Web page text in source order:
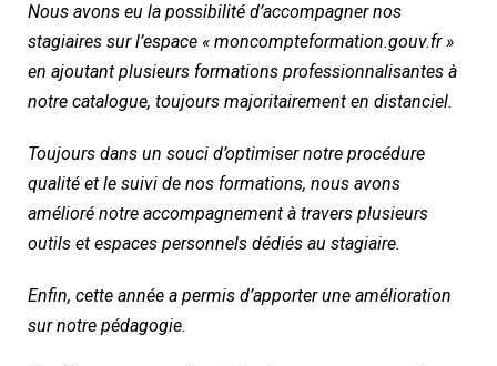
Nous avons eu la possibilité d’accompagner nos
stagiaires sur l’espace « moncompteformation.gouv.fr »
en ajoutant plusieurs formations professionnalisantes à
notre catalogue, toujours majoritairement en distanciel.
Toujours dans un souci d’optimiser notre procédure
qualité et le suivi de nos formations, nous avons
amélioré notre accompagnement à travers plusieurs
outils et espaces personnels dédiés au stagiaire.
Enfin, cette année a permis d’apporter une amélioration
sur notre pédagogie.